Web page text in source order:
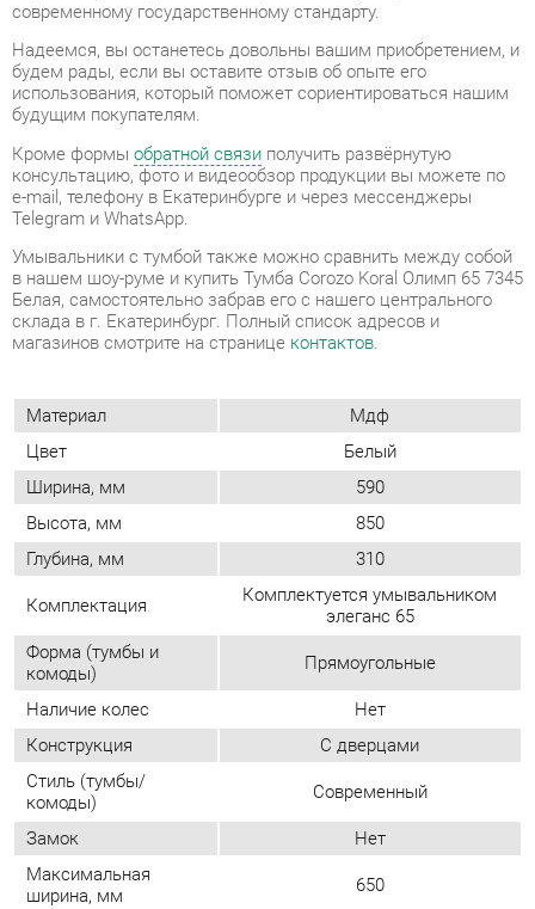
Кроме формыобратной связиполучить развёрнутую
консультацию, фото и видеообзор продукции вы можете по
e-mail, телефону в Екатеринбурге и через мессенджеры
Telegram и WhatsApp.
Умывальники с тумбой также можно сравнить между собой
в нашем шоу-руме и купить Тумба Corozo Koral Олимп 65 7345
Белая, самостоятельно забрав его с нашего центрального
склада в г. Екатеринбург. Полный список адресов и
магазинов смотрите на страницеконтактов.
Материал
Мдф
Цвет
Белый
Ширина, мм
590
Глубина, мм
310
Комплектация Комплектуется умывальником
элеганс 65
Форма (тумбы и
комоды) Прямоугольные
Наличие колес
Нет
С дверцами
комоды)
Современный
Замок
Нет
Максимальная
ширина, мм
650
Количество ящиков 1
Максимальная
глубина, мм
Материал ящиков Лдсп